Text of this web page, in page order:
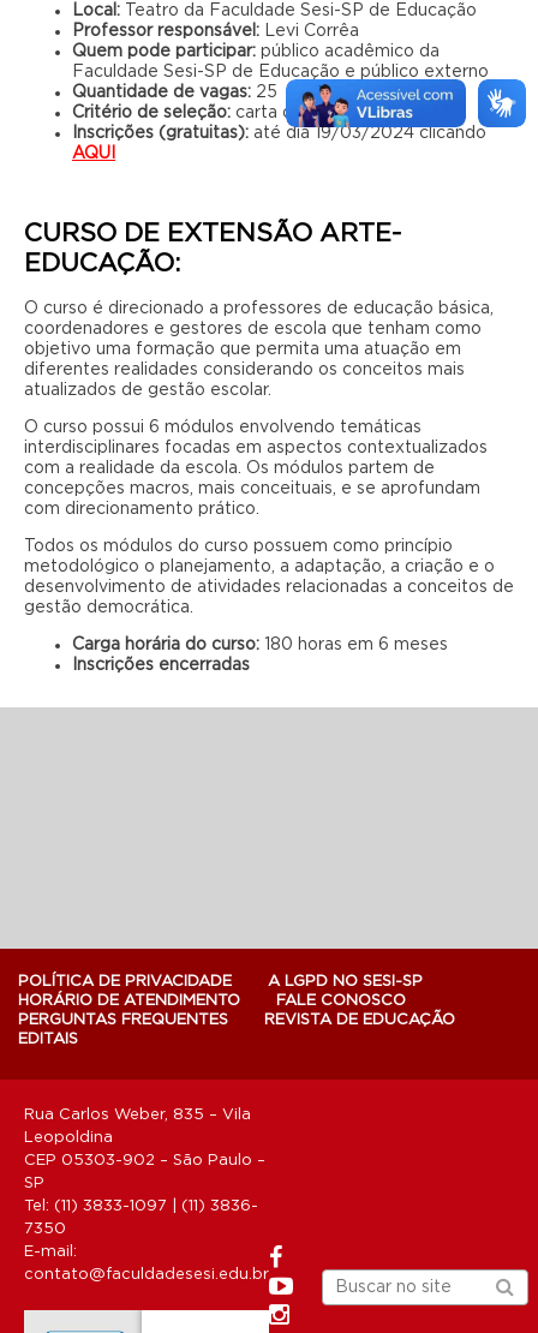
Local: Teatro da Faculdade Sesi-SP de Educação
Professor responsável: Levi Corrêa
Quem pode participar: público acadêmico da
Faculdade Sesi-SP de Educação e público externo
Quantidade de vagas: 25
Critério de seleção: carta de intenção
Inscrições (gratuitas): até dia 19/03/2024 clicando
AQUI
CURSO DE EXTENSÃO ARTE-
EDUCAÇÃO:
O curso é direcionado a professores de educação básica,
coordenadores e gestores de escola que tenham como
objetivo uma formação que permita uma atuação em
diferentes realidades considerando os conceitos mais
atualizados de gestão escolar.
O curso possui 6 módulos envolvendo temáticas
interdisciplinares focadas em aspectos contextualizados
com a realidade da escola. Os módulos partem de
concepções macros, mais conceituais, e se aprofundam
com direcionamento prático.
Todos os módulos do curso possuem como princípio
metodológico o planejamento, a adaptação, a criação e o
desenvolvimento de atividades relacionadas a conceitos de
gestão democrática.
Carga horária do curso: 180 horas em 6 meses
Inscrições encerradas
POLÍTICA DE PRIVACIDADE
A LGPD NO SESI-SP
HORÁRIO DE ATENDIMENTO
FALE CONOSCO
PERGUNTAS FREQUENTES
REVISTA DE EDUCAÇÃO
EDITAIS
Rua Carlos Weber, 835 – Vila
Leopoldina
CEP 05303-902 – São Paulo –
SP
Tel: (11) 3833-1097 | (11) 3836-
7350
E-mail:
contato@faculdadesesi.edu.br